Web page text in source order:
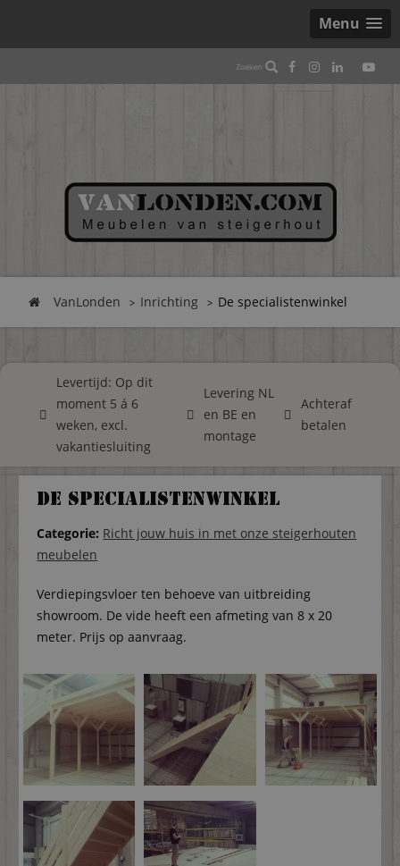
Menu
VanLonden Inrichting De specialistenwinkel
Levertijd: Op dit
moment 5 á 6
weken, excl.
vakantiesluiting
Levering NL
en BE en
montage
Achteraf
betalen
De specialistenwinkel
Categorie: Richt jouw huis in met onze steigerhouten
meubelen
Verdiepingsvloer ten behoeve van uitbreiding
showroom. De vide heeft een afmeting van 8 x 20
meter. Prijs op aanvraag.